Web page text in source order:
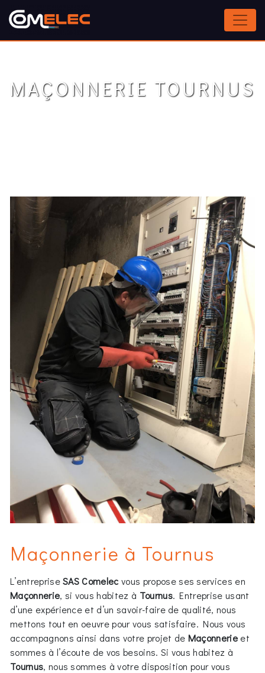
Panneau de gestion des cookies
MAÇONNERIE TOURNUS
Maçonnerie à Tournus
L’entrepriseSAS Comelecvous propose ses services en
Maçonnerie, si vous habitez à Tournus. Entreprise usant
d’une expérience et d’un savoir-faire de qualité, nous
mettons tout en oeuvre pour vous satisfaire. Nous vous
accompagnons ainsi dans votre projet de Maçonnerie et
sommes à l’écoute de vos besoins. Si vous habitez à
Tournus, nous sommes à votre disposition pour vous